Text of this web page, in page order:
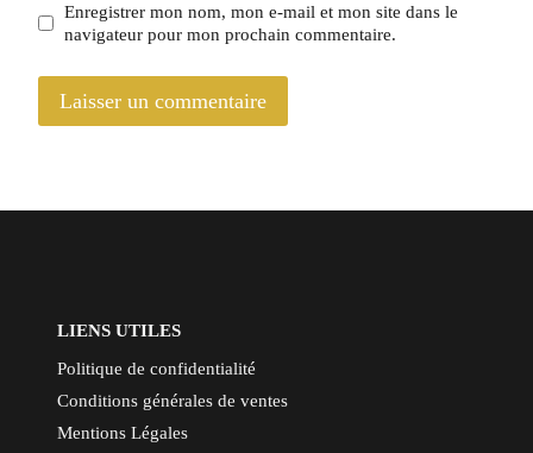
Enregistrer mon nom, mon e-mail et mon site dans le
navigateur pour mon prochain commentaire.
LIENS UTILES
Politique de confidentialité
Conditions générales de ventes
Mentions Légales